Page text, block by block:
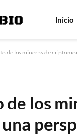
Inicio
de los mineros de
los